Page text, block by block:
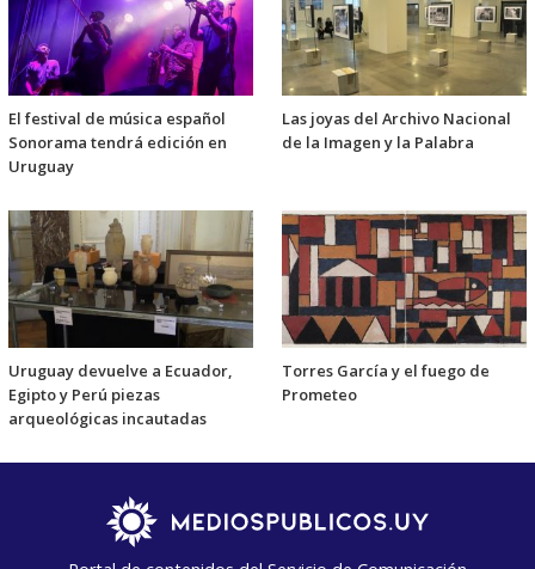
El festival de música español
Sonorama tendrá edición en
Uruguay
Las joyas del Archivo Nacional
de la Imagen y la Palabra
Uruguay devuelve a Ecuador,
Egipto y Perú piezas
arqueológicas incautadas
Torres García y el fuego de
Prometeo